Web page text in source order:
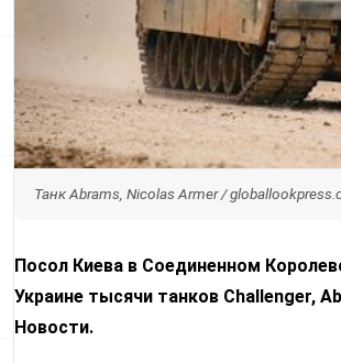
Танк Abrams, Nicolas Armer /
Посол Киева в Соединенном
Украине тысячи танков Challenger,
Новости.